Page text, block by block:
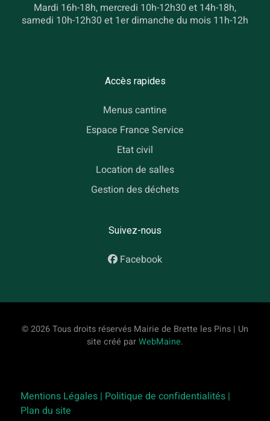
Mardi 16h-18h, mercredi 10h-12h30 et 14h-18h,
samedi 10h-12h30 et 1er dimanche du mois 11h-12h
Accès rapides
Menus cantine
Espace France Service
Etat civil
Location de salles
Gestion des déchets
Suivez-nous
Facebook
© 2026 Tous droits réservés Mairie de Brette les Pins | Un
site créé parWebMaine.
Mentions Légales | Politique de confidentialités |
Plan du site